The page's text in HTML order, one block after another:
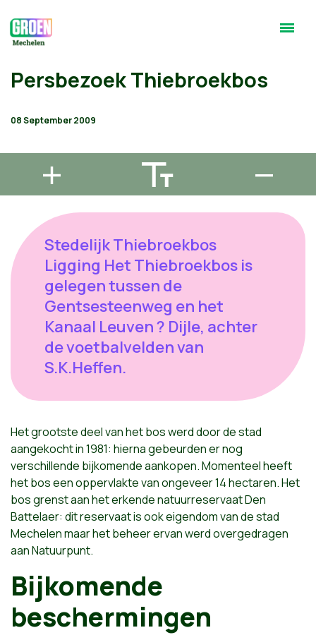
Persbezoek Thiebroekbos
08 September 2009
Stedelijk Thiebroekbos
Ligging Het Thiebroekbos is
gelegen tussen de
Gentsesteenweg en het
Kanaal Leuven ? Dijle, achter
de voetbalvelden van
S.K.Heffen.
Het grootste deel van het bos werd door de stad
aangekocht in 1981: hierna gebeurden er nog
verschillende bijkomende aankopen. Momenteel heeft
het bos een oppervlakte van ongeveer 14 hectaren. Het
bos grenst aan het erkende natuurreservaat Den
Battelaer: dit reservaat is ook eigendom van de stad
Mechelen maar het beheer ervan werd overgedragen
aan Natuurpunt.
Bijkomende
beschermingen